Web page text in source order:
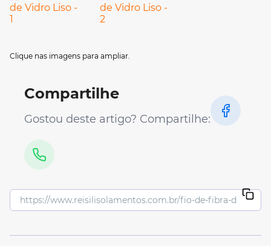
Clique nas imagens para ampliar.
Compartilhe
Gostou deste artigo? Compartilhe: